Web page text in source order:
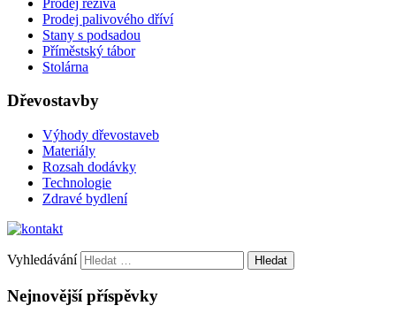
Prodej palivového dříví
Stany s podsadou
Příměstský tábor
Stolárna
Dřevostavby
Výhody dřevostaveb
Materiály
Rozsah dodávky
Technologie
Zdravé bydlení
Vyhledávání
Nejnovější příspěvky